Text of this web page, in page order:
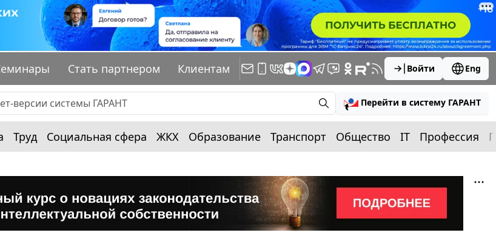
Стать партнером Клиентам Войти Eng
Перейти в систему ГАРАНТ
Труд Социальная сфера ЖКХ Образование Транспорт Общество IT Профессия